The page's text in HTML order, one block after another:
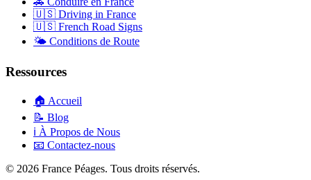
🇺🇸 Driving in France
🇺🇸 French Road Signs
🌤️ Conditions de Route
Ressources
🏠 Accueil
📝 Blog
ℹ️ À Propos de Nous
📧 Contactez-nous
© 2026 France Péages. Tous droits réservés.